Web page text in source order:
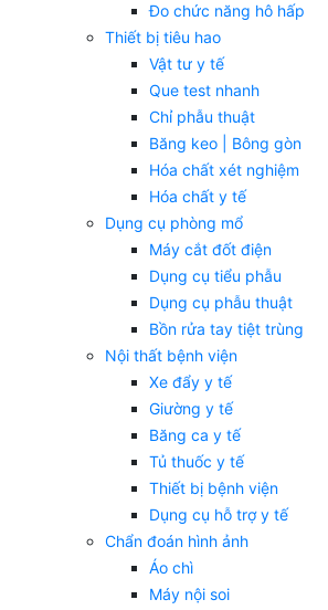
Đo chức năng hô hấp
Thiết bị tiêu hao
Vật tư y tế
Que test nhanh
Chỉ phẫu thuật
Băng keo | Bông gòn
Hóa chất xét nghiệm
Hóa chất y tế
Dụng cụ phòng mổ
Máy cắt đốt điện
Dụng cụ tiểu phẫu
Dụng cụ phẫu thuật
Bồn rửa tay tiệt trùng
Nội thất bệnh viện
Xe đẩy y tế
Giường y tế
Băng ca y tế
Tủ thuốc y tế
Thiết bị bệnh viện
Dụng cụ hỗ trợ y tế
Chẩn đoán hình ảnh
Áo chì
Máy nội soi